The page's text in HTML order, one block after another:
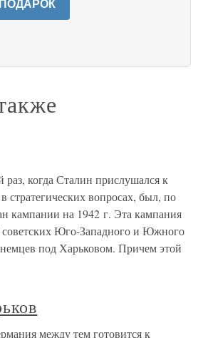
когда Сталин прислушался к
стратегических вопросах, был, по
кампании на 1942 г. Эта кампания
советских Юго-Западного и Южного
под Харьковом. Причем этой
между тем готовится к